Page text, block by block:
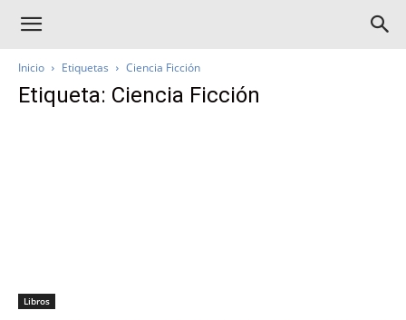
Inicio Etiquetas Ciencia Ficción
Etiqueta: Ciencia Ficción
Libros